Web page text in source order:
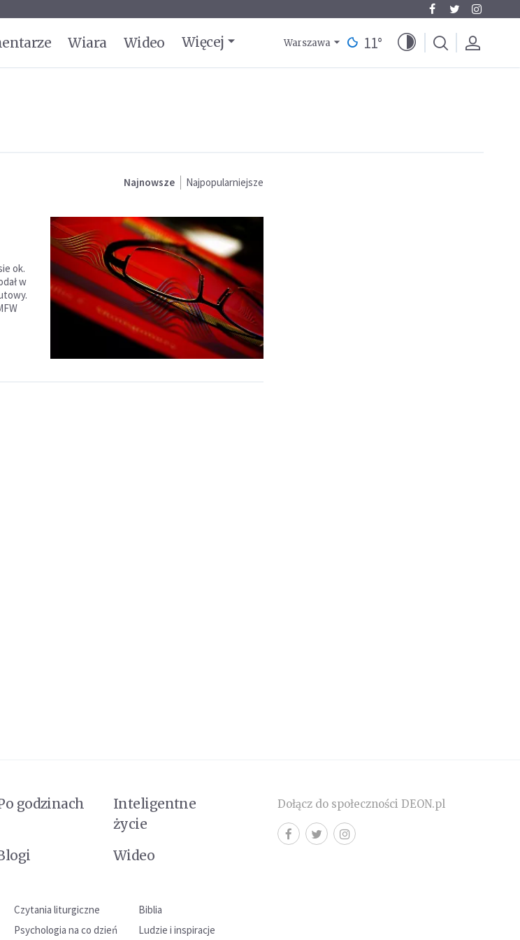
Wiara Wideo Więcej Warszawa 11°
Najnowsze Najpopularniejsze
ok.
w
godzinach
Inteligentne
życie
Wideo
Czytania liturgiczne
Biblia
Psychologia na co dzień Ludzie i inspiracje
Dołącz do społeczności DEON.pl